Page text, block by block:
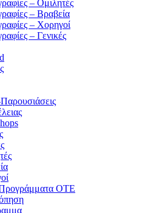
– Ομιλητές
– Βραβεία
– Χορηγοί
– Γενικές
Προγράμματα ΟΤΕ